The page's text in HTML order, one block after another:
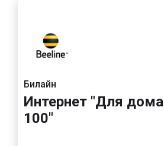
Билайн
Интернет "Для дома
100"